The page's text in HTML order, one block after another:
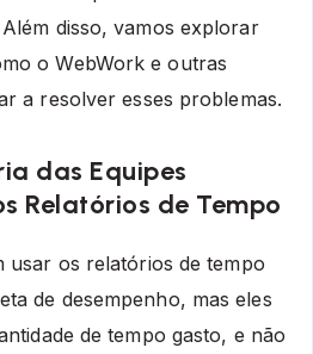
disso, vamos explorar
o WebWork e outras
a resolver esses problemas.
das Equipes
Relatórios de Tempo
usar os relatórios de tempo
de desempenho, mas eles
de tempo gasto, e não